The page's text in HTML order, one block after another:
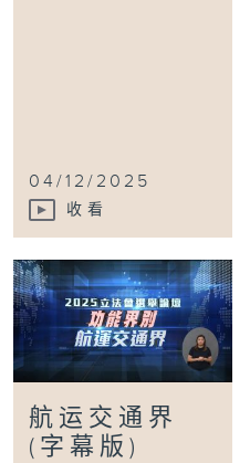
04/12/2025
收看
航运交通界
(字幕版)